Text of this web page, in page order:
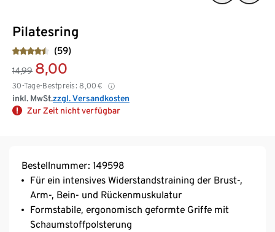
Pilatesring
(59)
14,99 8,00
30-Tage-Bestpreis: 8,00 €
inkl. MwSt.zzgl. Versandkosten
Zur Zeit nicht verfügbar
Bestellnummer: 149598
Für ein intensives Widerstandstraining der Brust-,
Arm-, Bein- und Rückenmuskulatur
Formstabile, ergonomisch geformte Griffe mit
Schaumstoffpolsterung